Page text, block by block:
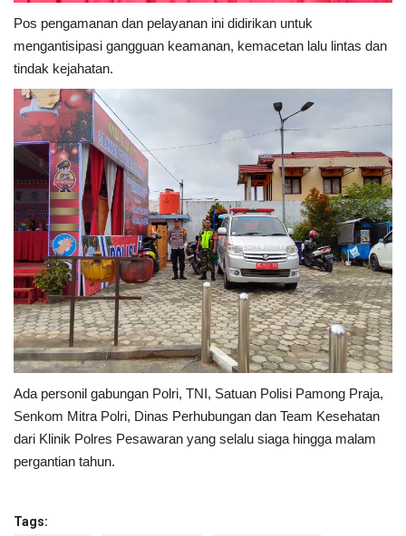
Pos pengamanan dan pelayanan ini didirikan untuk
mengantisipasi gangguan keamanan, kemacetan lalu lintas dan
tindak kejahatan.
Ada personil gabungan Polri, TNI, Satuan Polisi Pamong Praja,
Senkom Mitra Polri, Dinas Perhubungan dan Team Kesehatan
dari Klinik Polres Pesawaran yang selalu siaga hingga malam
pergantian tahun.
Tags: